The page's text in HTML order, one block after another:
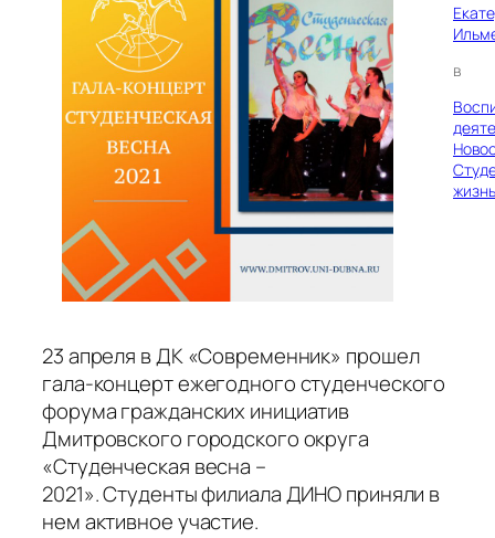
в
жизнь
23 апреля в ДК «Современник» прошел
гала-концерт ежегодного студенческого
форума гражданских инициатив
Дмитровского городского округа
«Студенческая весна –
2021». Студенты филиала ДИНО приняли в
нем активное участие.